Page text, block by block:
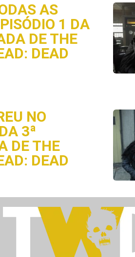
AS
1 DA
DE THE
DEAD
NO
3ª
DE THE
DEAD